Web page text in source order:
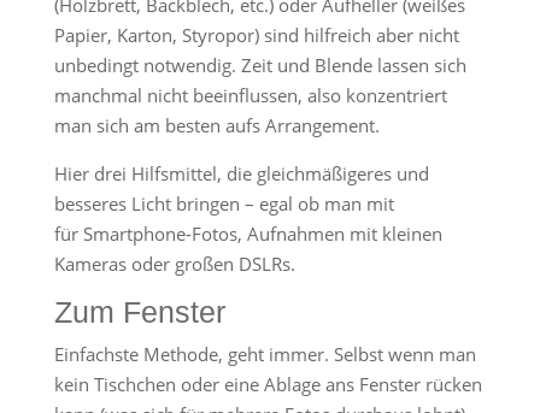
(Holzbrett, Backblech, etc.) oder Aufheller (weißes
Papier, Karton, Styropor) sind hilfreich aber nicht
unbedingt notwendig. Zeit und Blende lassen sich
manchmal nicht beeinflussen, also konzentriert
man sich am besten aufs Arrangement.
Hier drei Hilfsmittel, die gleichmäßigeres und
besseres Licht bringen – egal ob man mit
für Smartphone-Fotos, Aufnahmen mit kleinen
Kameras oder großen DSLRs.
Zum Fenster
Einfachste Methode, geht immer. Selbst wenn man
kein Tischchen oder eine Ablage ans Fenster rücken